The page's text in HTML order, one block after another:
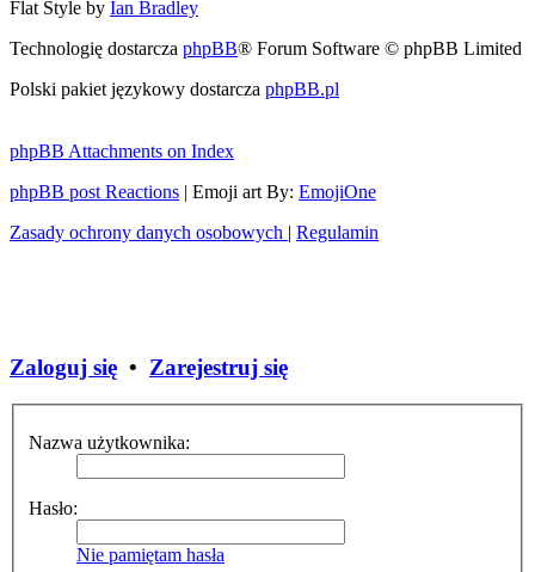
Flat Style by Ian Bradley
Technologię dostarcza phpBB® Forum Software © phpBB Limited
Polski pakiet językowy dostarcza phpBB.pl
phpBB Attachments on Index
phpBB post Reactions | Emoji art By: EmojiOne
Zasady ochrony danych osobowych | Regulamin
Zaloguj się • Zarejestruj się
Nazwa użytkownika:
Hasło:
Nie pamiętam hasła